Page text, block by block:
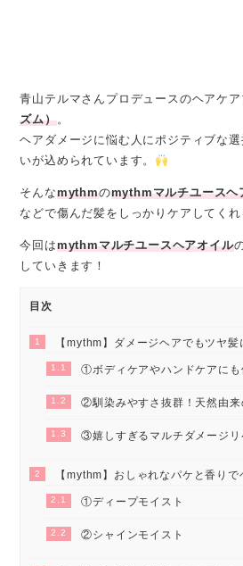
青山テルマさんプロデュースのヘアケア
ズム）。
ヘアダメージに悩む人にポジティブな
いが込められています。
そんなmythmのmythmマルチユースヘ
などで傷んだ髪をしっかりケアしてくれ
今回はmythmマルチユースヘアオイル
していきます！
目次
1 【mythm】ダメージヘアでもツヤ
1.1 ①ボディケアやハンドケアに
1.2 ②馴染みやすさ抜群！天然由来
1.3 ③嬉しすぎるマルチダメージリ
2 【mythm】おしゃれなパケと香り
2.1 ①ディープモイスト​
2.2 ②シャインモイスト